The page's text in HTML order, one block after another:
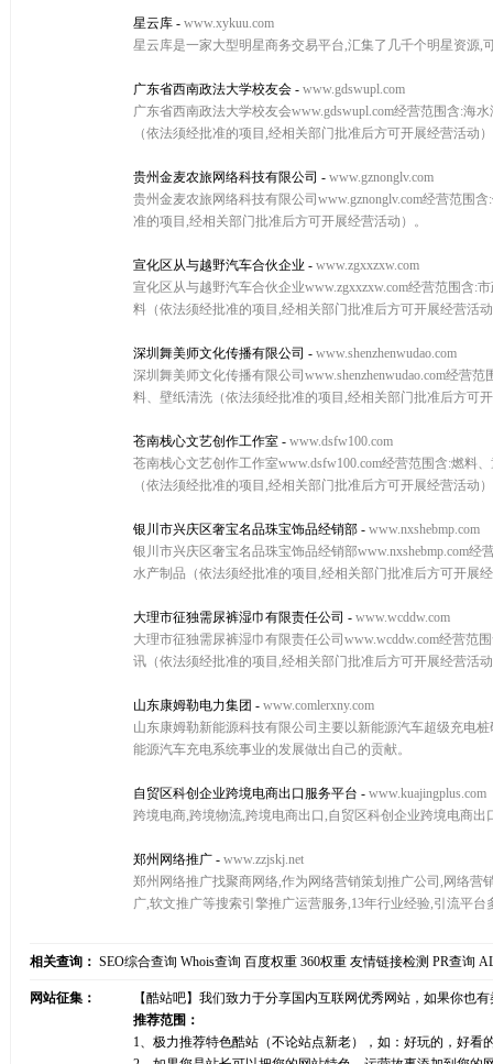
星云库 - www.xykuu.com
星云库是一家大型明星商务交易平台,汇集了几千个明星资源
广东省西南政法大学校友会 - www.gdswupl.com
广东省西南政法大学校友会www.gdswupl.com经营范围含:海
（依法须经批准的项目,经相关部门批准后方可开展经营活动
贵州金麦农旅网络科技有限公司 - www.gznonglv.com
贵州金麦农旅网络科技有限公司www.gznonglv.com经营范围
准的项目,经相关部门批准后方可开展经营活动）。
宣化区从与越野汽车合伙企业 - www.zgxxzxw.com
宣化区从与越野汽车合伙企业www.zgxxzxw.com经营范围含
料（依法须经批准的项目,经相关部门批准后方可开展经营活
深圳舞美师文化传播有限公司 - www.shenzhenwudao.com
深圳舞美师文化传播有限公司www.shenzhenwudao.com经营
料、壁纸清洗（依法须经批准的项目,经相关部门批准后方可
苍南栈心文艺创作工作室 - www.dsfw100.com
苍南栈心文艺创作工作室www.dsfw100.com经营范围含:燃料
（依法须经批准的项目,经相关部门批准后方可开展经营活动
银川市兴庆区奢宝名品珠宝饰品经销部 - www.nxshebmp.com
银川市兴庆区奢宝名品珠宝饰品经销部www.nxshebmp.com
水产制品（依法须经批准的项目,经相关部门批准后方可开展
大理市征独需尿裤湿巾有限责任公司 - www.wcddw.com
大理市征独需尿裤湿巾有限责任公司www.wcddw.com经营
讯（依法须经批准的项目,经相关部门批准后方可开展经营活
山东康姆勒电力集团 - www.comlerxny.com
山东康姆勒新能源科技有限公司主要以新能源汽车超级充电
能源汽车充电系统事业的发展做出自己的贡献。
自贸区科创企业跨境电商出口服务平台 - www.kuajingplus.com
跨境电商,跨境物流,跨境电商出口,自贸区科创企业跨境电商出
郑州网络推广 - www.zzjskj.net
郑州网络推广找聚商网络,作为网络营销策划推广公司,网络营
广,软文推广等搜索引擎推广运营服务,13年行业经验,引流平
相关查询： SEO综合查询 Whois查询 百度权重 360权重 友情链接检测 PR查询
网站征集：
【酷站吧】我们致力于分享国内互联网优秀网站，如果你也
推荐范围：
1、极力推荐特色酷站（不论站点新老），如：好玩的，好